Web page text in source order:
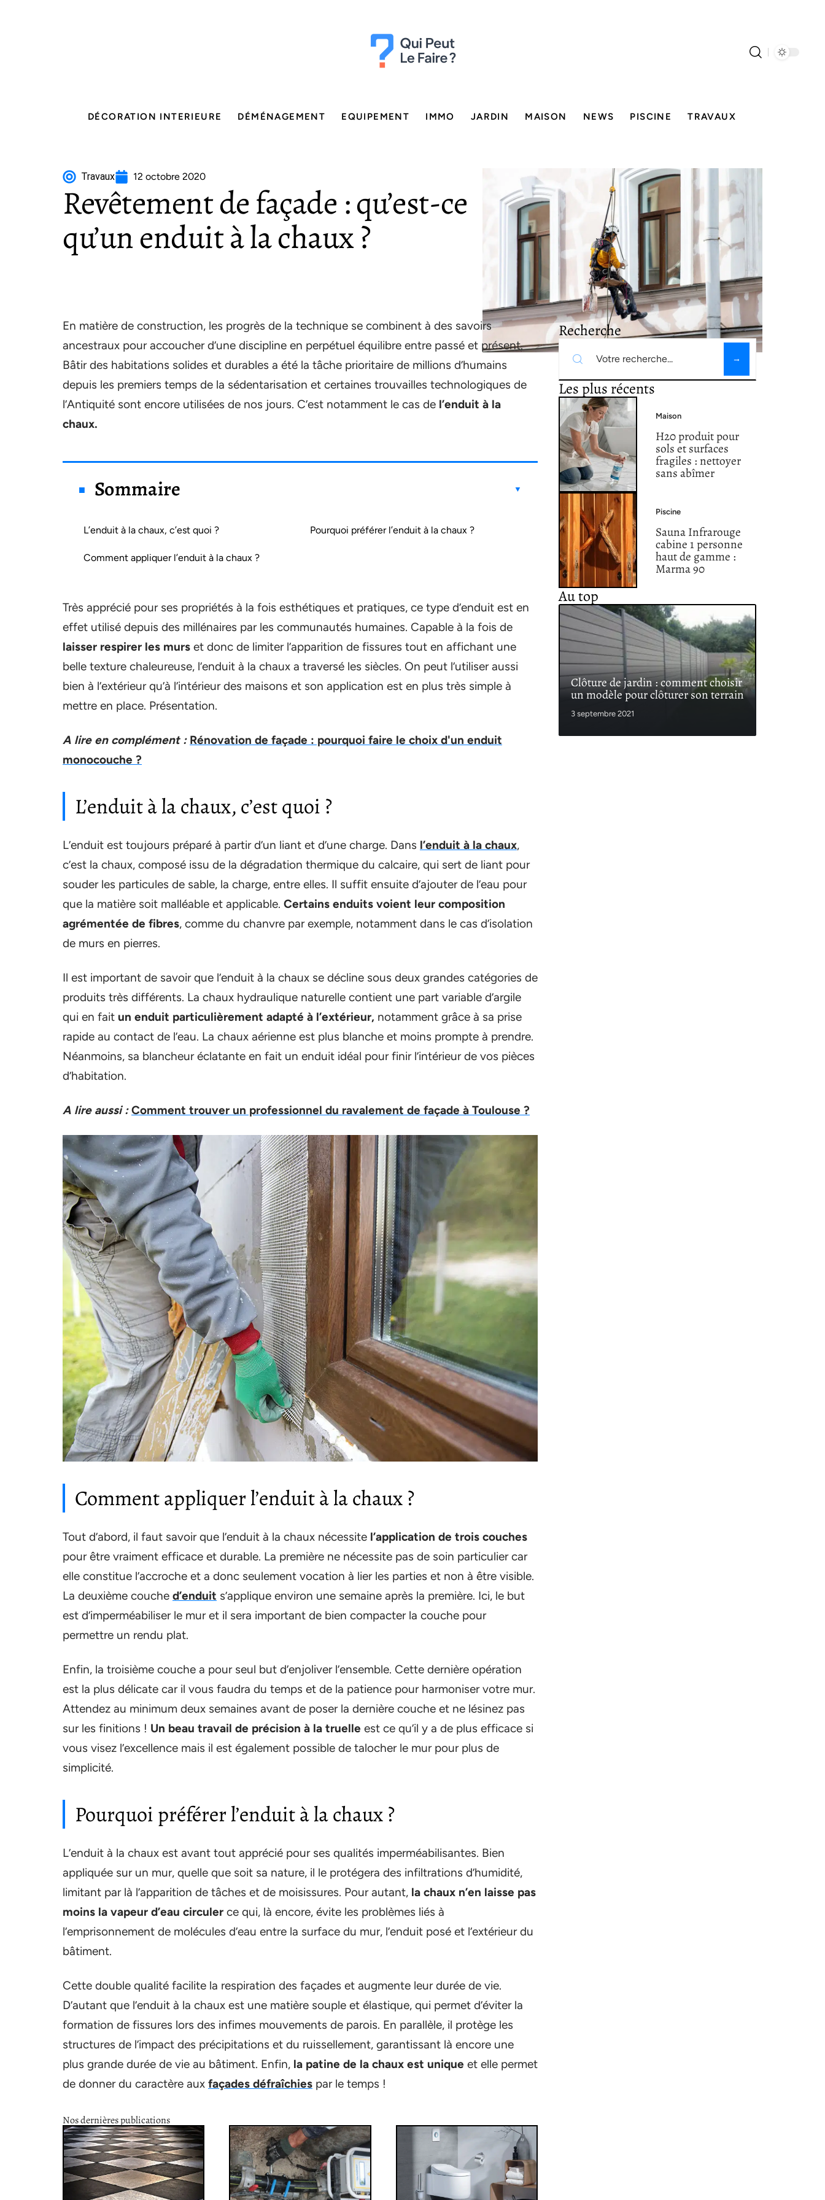
DÉCORATION INTERIEURE DÉMÉNAGEMENT EQUIPEMENT IMMO JARDIN MAISON NEWS PISCINE TRAVAUX
Travaux 12 octobre 2020
Revêtement de façade : qu’est-ce
qu’un enduit à la chaux ?
En matière de construction, les progrès de la technique se combinent à des savoirs
ancestraux pour accoucher d’une discipline en perpétuel équilibre entre passé et présent.
Bâtir des habitations solides et durables a été la tâche prioritaire de millions d’humains
depuis les premiers temps de la sédentarisation et certaines trouvailles technologiques de
l’Antiquité sont encore utilisées de nos jours. C’est notamment le cas de l’enduit à la
chaux.
Sommaire
L’enduit à la chaux, c’est quoi ?
Comment appliquer l’enduit à la chaux ?
Pourquoi préférer l’enduit à la chaux ?
Très apprécié pour ses propriétés à la fois esthétiques et pratiques, ce type d’enduit est en
effet utilisé depuis des millénaires par les communautés humaines. Capable à la fois de
laisser respirer les murs et donc de limiter l’apparition de fissures tout en affichant une
belle texture chaleureuse, l’enduit à la chaux a traversé les siècles. On peut l’utiliser aussi
bien à l’extérieur qu’à l’intérieur des maisons et son application est en plus très simple à
mettre en place. Présentation.
A lire en complément : Rénovation de façade : pourquoi faire le choix d'un enduit
monocouche ?
L’enduit à la chaux, c’est quoi ?
L’enduit est toujours préparé à partir d’un liant et d’une charge. Dans l’enduit à la chaux,
c’est la chaux, composé issu de la dégradation thermique du calcaire, qui sert de liant pour
souder les particules de sable, la charge, entre elles. Il suffit ensuite d’ajouter de l’eau pour
que la matière soit malléable et applicable. Certains enduits voient leur composition
agrémentée de fibres, comme du chanvre par exemple, notamment dans le cas d’isolation
de murs en pierres.
Il est important de savoir que l’enduit à la chaux se décline sous deux grandes catégories de
produits très différents. La chaux hydraulique naturelle contient une part variable d’argile
qui en fait un enduit particulièrement adapté à l’extérieur, notamment grâce à sa prise
rapide au contact de l’eau. La chaux aérienne est plus blanche et moins prompte à prendre.
Néanmoins, sa blancheur éclatante en fait un enduit idéal pour finir l’intérieur de vos pièces
d’habitation.
A lire aussi : Comment trouver un professionnel du ravalement de façade à Toulouse ?
Comment appliquer l’enduit à la chaux ?
Tout d’abord, il faut savoir que l’enduit à la chaux nécessite l’application de trois couches
pour être vraiment efficace et durable. La première ne nécessite pas de soin particulier car
elle constitue l’accroche et a donc seulement vocation à lier les parties et non à être visible.
La deuxième couche d’enduit s’applique environ une semaine après la première. Ici, le but
est d’imperméabiliser le mur et il sera important de bien compacter la couche pour
permettre un rendu plat.
Enfin, la troisième couche a pour seul but d’enjoliver l’ensemble. Cette dernière opération
est la plus délicate car il vous faudra du temps et de la patience pour harmoniser votre mur.
Attendez au minimum deux semaines avant de poser la dernière couche et ne lésinez pas
sur les finitions ! Un beau travail de précision à la truelle est ce qu’il y a de plus efficace si
vous visez l’excellence mais il est également possible de talocher le mur pour plus de
simplicité.
Pourquoi préférer l’enduit à la chaux ?
L’enduit à la chaux est avant tout apprécié pour ses qualités imperméabilisantes. Bien
appliquée sur un mur, quelle que soit sa nature, il le protégera des infiltrations d’humidité,
limitant par là l’apparition de tâches et de moisissures. Pour autant, la chaux n’en laisse pas
moins la vapeur d’eau circuler ce qui, là encore, évite les problèmes liés à
l’emprisonnement de molécules d’eau entre la surface du mur, l’enduit posé et l’extérieur du
bâtiment.
Cette double qualité facilite la respiration des façades et augmente leur durée de vie.
D’autant que l’enduit à la chaux est une matière souple et élastique, qui permet d’éviter la
formation de fissures lors des infimes mouvements de parois. En parallèle, il protège les
structures de l’impact des précipitations et du ruissellement, garantissant là encore une
plus grande durée de vie au bâtiment. Enfin, la patine de la chaux est unique et elle permet
de donner du caractère aux façades défraîchies par le temps !
Nos dernières publications
Recherche
Les plus récents
Maison
H20 produit pour
sols et surfaces
fragiles : nettoyer
sans abîmer
Piscine
Sauna Infrarouge
cabine 1 personne
haut de gamme :
Marma 90
Au top
Clôture de jardin : comment choisir
un modèle pour clôturer son terrain
3 septembre 2021